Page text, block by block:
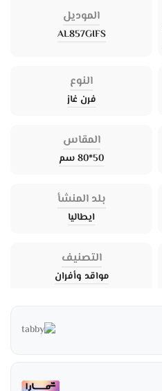
الموديل
AL857GIFS
النوع
فرن غاز
المقاس
50*80 سم
بلد المنشأ
ايطاليا
التصنيف
مواقد وأفران